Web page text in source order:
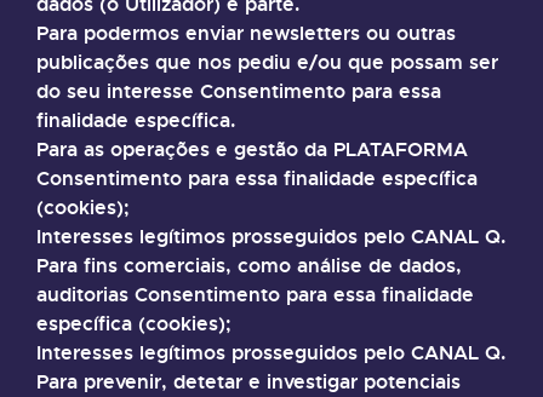
Para podermos enviar newsletters ou outras
publicações que nos pediu e/ou que possam ser
do seu interesse Consentimento para essa
finalidade específica.
Para as operações e gestão da PLATAFORMA
Consentimento para essa finalidade específica
(cookies);
Interesses legítimos prosseguidos pelo CANAL Q.
Para fins comerciais, como análise de dados,
auditorias Consentimento para essa finalidade
específica (cookies);
Interesses legítimos prosseguidos pelo CANAL Q.
Para prevenir, detetar e investigar potenciais